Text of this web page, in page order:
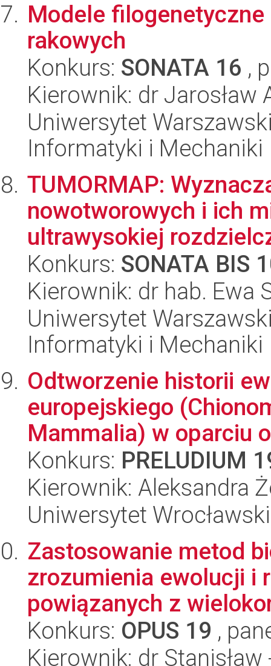
Modele
rakowych
Konkurs: SONATA 16 ,
Kierownik: dr Jarosław
Uniwersytet
Informatyki i Mechaniki
TUMORMAP:
nowotworowych i ich
ultrawysokiej
Konkurs: SONATA BIS
Kierownik: dr hab. Ewa
Uniwersytet
Informatyki i Mechaniki
Odtworzenie historii
europejskiego
Mammalia) w oparciu
Konkurs: PRELUDIUM
Kierownik: Aleksandra
Uniwersytet
Zastosowanie metod
zrozumienia ewolucji i
powiązanych z
Konkurs: OPUS 19 ,
Kierownik: dr